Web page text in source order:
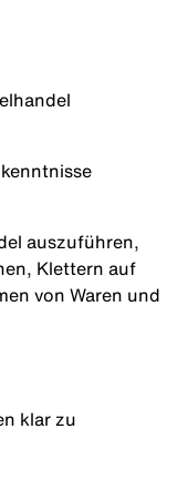
auszuführen,
Klettern auf
von Waren und
klar zu